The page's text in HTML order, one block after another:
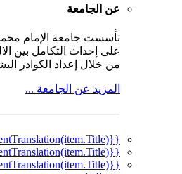
عن الجامعة
على إحداث التكامل بين
من خلال إعداد الكوادر
المزيد عن الجامعة ...
{{mmc.getCurrentTranslation(item.Title)}}
{{mmc.getCurrentTranslation(item.Title)}}
{{mmc.getCurrentTranslation(item.Title)}}